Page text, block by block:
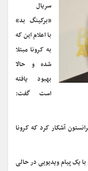
سریال
«برکینگ بد»
با اعلام این که
به کرونا مبتلا
شده و حالا
بهبود یافته
است گفت:
آشکار کرد که کرونا
یک پیام ویدیویی در حالی